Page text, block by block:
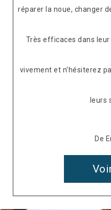
réparer la noue, changer
Très efficaces dans
vivement et n'hésiterez
leurs
De